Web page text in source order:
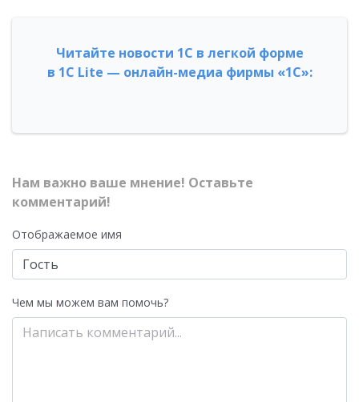
Читайте новости 1С в легкой форме
в 1С Lite — онлайн-медиа фирмы «1С»:
Нам важно ваше мнение! Оставьте
комментарий!
Отображаемое имя
Чем мы можем вам помочь?